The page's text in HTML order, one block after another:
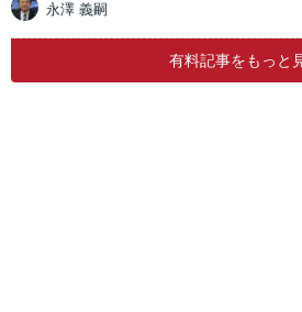
永澤 義嗣
有料記事をもっと